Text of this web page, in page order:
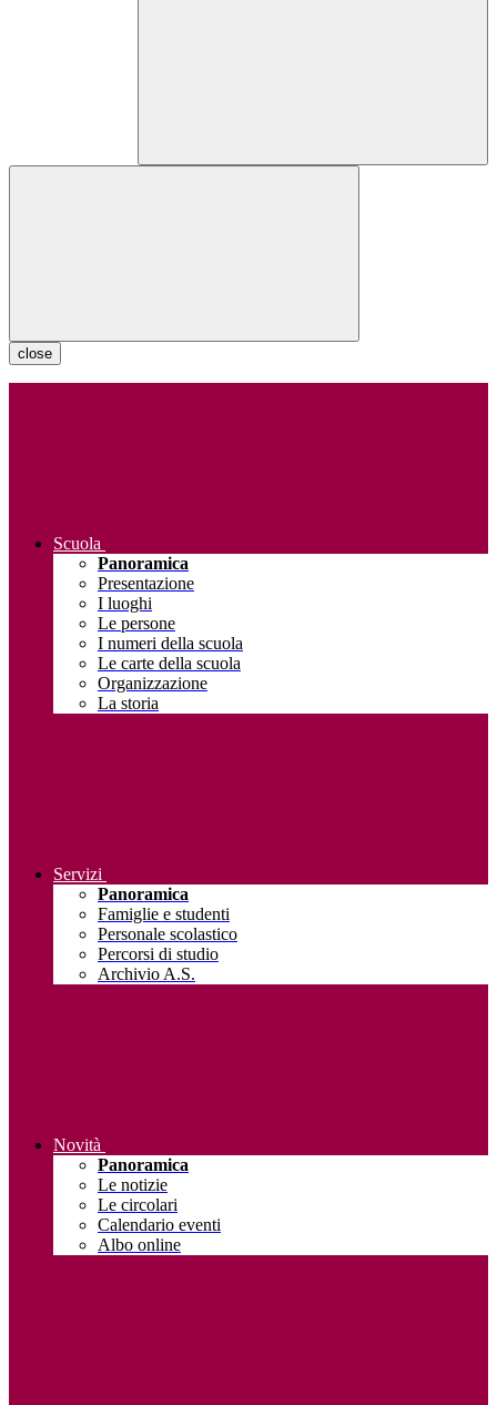
close
Scuola
Panoramica
Presentazione
I luoghi
Le persone
I numeri della scuola
Le carte della scuola
Organizzazione
La storia
Servizi
Panoramica
Famiglie e studenti
Personale scolastico
Percorsi di studio
Archivio A.S.
Novità
Panoramica
Le notizie
Le circolari
Calendario eventi
Albo online